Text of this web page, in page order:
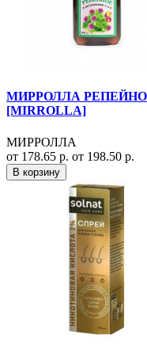
МИРРОЛЛА
[MIRROLLA]
МИРРОЛЛА
от 178.65 р. от 198.50 р.
В корзину